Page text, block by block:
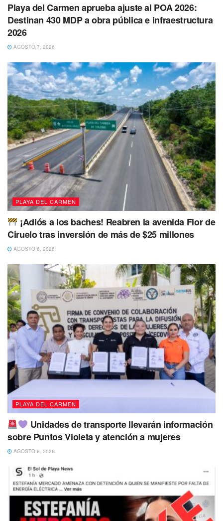
Te recomendamos leer:Se esfuman 20.5 mdp
entregados por parquímetros a administración de Beristain
En total fueron cinco sujetos detenidos y trasladados bajo
un fuerte dispositivo de seguridad a las instalaciones de la
Playa del Carmen aprueba ajuste al POA 2026:
Destinan 430 MDP a obra pública e infraestructura
2026
AGOSTO 7, 2026
PLAYA DEL CARMEN
¡Adiós a los baches! Reabren la avenida Flor de
Ciruelo tras inversión de más de $25 millones
AGOSTO 6, 2026
PLAYA DEL CARMEN
Unidades de transporte llevarán información
sobre Puntos Violeta y atención a mujeres
AGOSTO 6, 2026